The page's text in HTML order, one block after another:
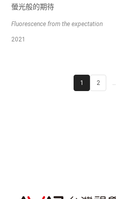
螢光般的期待
Fluorescence from the expectation
2021
1 2